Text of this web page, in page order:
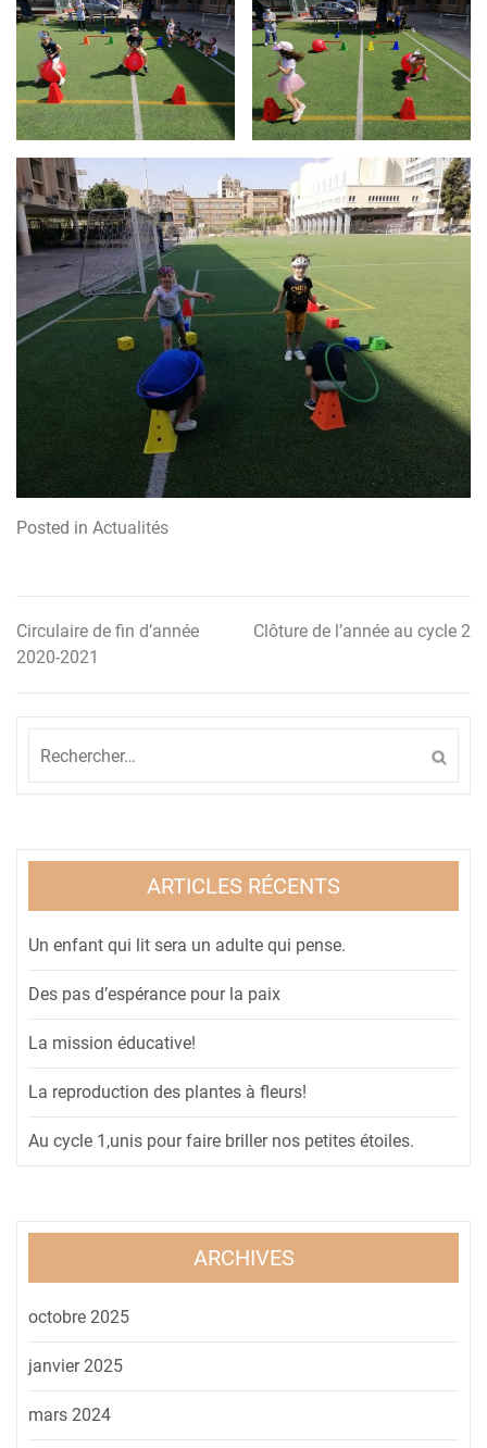
Posted in Actualités
Navigation
Circulaire de fin d’année
2020-2021
Clôture de l’année au cycle 2
ARTICLES RÉCENTS
Un enfant qui lit sera un adulte qui pense.
Des pas d’espérance pour la paix
La mission éducative!
La reproduction des plantes à fleurs!
Au cycle 1,unis pour faire briller nos petites étoiles.
ARCHIVES
octobre 2025
janvier 2025
mars 2024